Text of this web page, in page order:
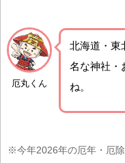
厄丸くん
北海道・東
名な神社・
ね。
※今年2026年の厄年・厄